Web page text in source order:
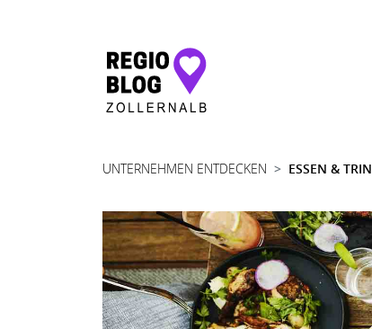
Hauptnavigation
UNTERNEHMEN ENTDECKEN ESSEN &